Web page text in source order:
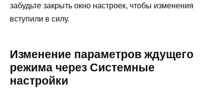
забудьте закрыть окно настроек, чтобы изменения
вступили в силу.
Изменение параметров ждущего
режима через Системные
настройки